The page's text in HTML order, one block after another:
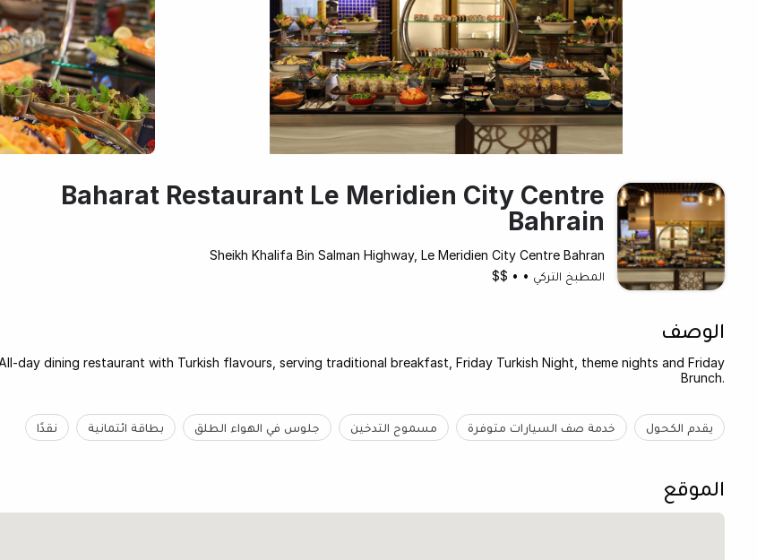
Baharat Restaurant Le Meridien City Centre
Bahrain
Sheikh Khalifa Bin Salman Highway, Le Meridien City Centre Bahran
المطبخ التركي •
•
$$
الوصف
day dining restaurant with Turkish flavours, serving traditional breakfast, Friday Turkish Night, theme nights and Friday
Brunch.
يقدم الكحول خدمة صف السيارات متوفرة مسموح التدخين جلوس في الهواء الطلق بطاقة ائتمانية نقدًا
الموقع